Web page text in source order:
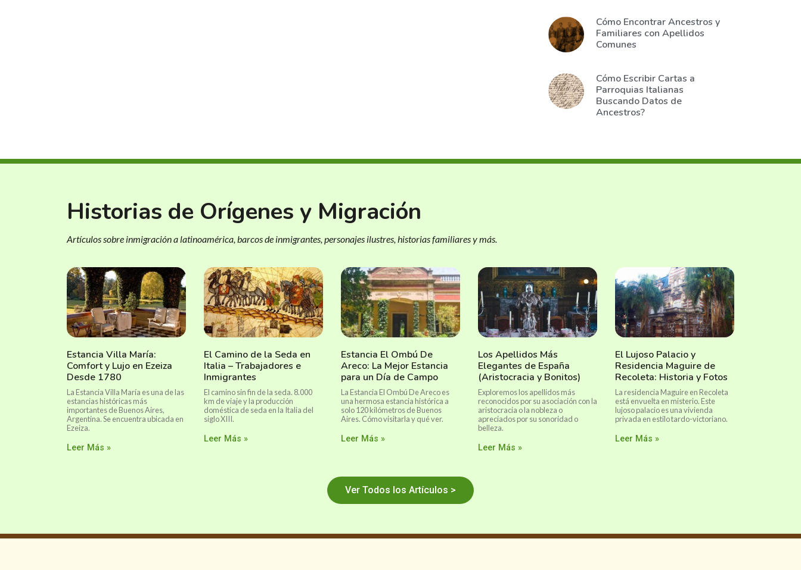
Cómo Encontrar Ancestros y
Familiares con Apellidos
Comunes
Cómo Escribir Cartas a
Parroquias Italianas
Buscando Datos de
Ancestros?
Historias de Orígenes y Migración
Artículos sobre inmigración a latinoamérica, barcos de inmigrantes, personajes ilustres, historias familiares y más.
Estancia Villa María:
Comfort y Lujo en Ezeiza
Desde 1780
La Estancia Villa María es una de las
estancias históricas más
importantes de Buenos Aires,
Argentina. Se encuentra ubicada en
Ezeiza.
Leer Más »
El Camino de la Seda en
Italia – Trabajadores e
Inmigrantes
El camino sin fin de la seda. 8.000
km de viaje y la producción
doméstica de seda en la Italia del
siglo XIII.
Leer Más »
Estancia El Ombú De
Areco: La Mejor Estancia
para un Día de Campo
La Estancia El Ombú De Areco es
una hermosa estancia histórica a
solo 120 kilómetros de Buenos
Aires. Cómo visitarla y qué ver.
Leer Más »
Los Apellidos Más
Elegantes de España
(Aristocracia y Bonitos)
Exploremos los apellidos más
reconocidos por su asociación con la
aristocracia o la nobleza o
apreciados por su sonoridad o
belleza.
Leer Más »
El Lujoso Palacio y
Residencia Maguire de
Recoleta: Historia y Fotos
La residencia Maguire en Recoleta
está envuelta en misterio. Este
lujoso palacio es una vivienda
privada en estilo tardo-victoriano.
Leer Más »
Ver Todos los Artículos >